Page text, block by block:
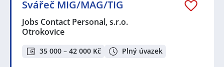
Svářeč MIG/MAG/TIG
Jobs Contact Personal, s.r.o.
Otrokovice
35 000 – 42 000 Kč Plný úvazek